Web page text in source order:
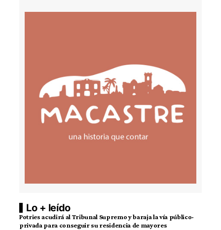
Lo + leído
Potries acudirá al Tribunal Supremo y baraja la vía público-
privada para conseguir su residencia de mayores